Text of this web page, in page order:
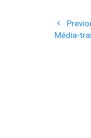
de
Média-